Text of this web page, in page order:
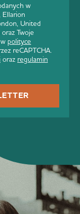
w
Ellarion
United
Twoje
polityce
reCAPTCHA.
oraz regulamin